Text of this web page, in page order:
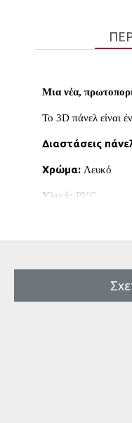
Μια νέα,
To 3D πάνελ είναι
Διαστάσεις
Χρώμα: Λευκό
Υλικό: PVC
Είναι